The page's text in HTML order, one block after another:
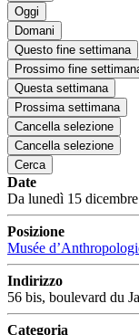
Oggi
Domani
Questo fine settimana
Prossimo fine
Questa settimana
Prossima settimana
Cancella selezione
Cancella selezione
Cerca
Date
Da lunedì 15
Posizione
Musée
Indirizzo
56 bis, boulevard du
Categoria